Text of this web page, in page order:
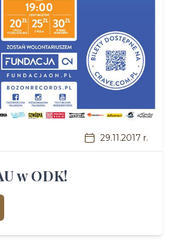
29.11.2017 r.
w ODK!